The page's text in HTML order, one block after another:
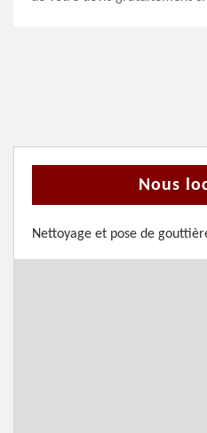
Nous
Nettoyage et pose de